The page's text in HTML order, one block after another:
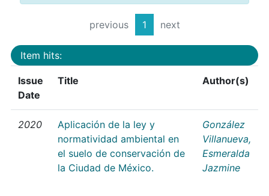
previous 1 next
Item hits:
Issue
Date
Title Author(s)
2020
Aplicación de la ley y
normatividad ambiental en
el suelo de conservación de
la Ciudad de México.
González
Villanueva,
Esmeralda
Jazmine